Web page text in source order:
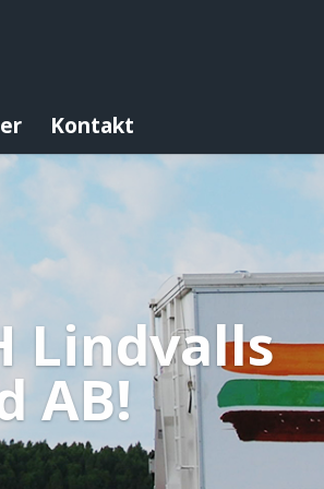
Kontakt
Lindvalls
AB!